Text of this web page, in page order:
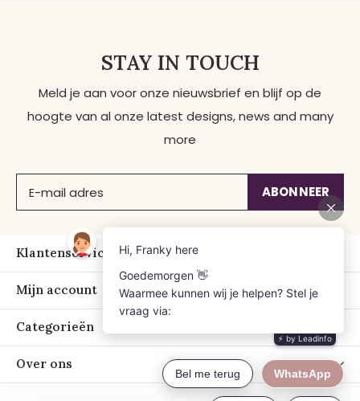
STAY IN TOUCH
Meld je aan voor onze nieuwsbrief en blijf op de
hoogte van al onze latest designs, news and many
more
ABONNEER
Klantenservice
Mijn account
Categorieën
Over ons